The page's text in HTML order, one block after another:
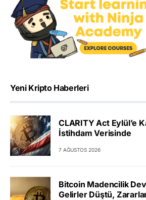
Yeni Kripto Haberleri
CLARITY Act Eylül’e
İstihdam Verisinde
7 AĞUSTOS 2026
Bitcoin Madencilik
Gelirler Düştü,